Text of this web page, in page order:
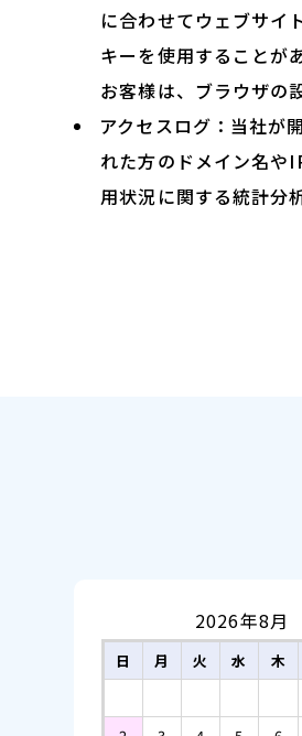
に合わせてウェブサイ
キーを使用することが
お客様は、ブラウザの
アクセスログ：当社が
れた方のドメイン名や
用状況に関する統計分
2026年8月
日 月 火 水 木